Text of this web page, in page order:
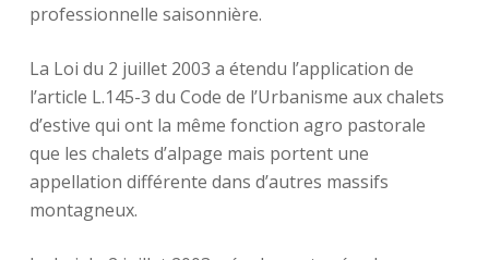
professionnelle saisonnière.
La Loi du 2 juillet 2003 a étendu l’application de
l’article L.145-3 du Code de l’Urbanisme aux chalets
d’estive qui ont la même fonction agro pastorale
que les chalets d’alpage mais portent une
appellation différente dans d’autres massifs
montagneux.